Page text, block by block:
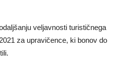
veljavnosti turističnega
za upravičence, ki bonov do